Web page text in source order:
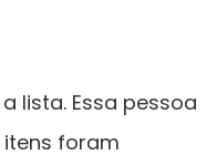
lista. Essa pessoa
foram